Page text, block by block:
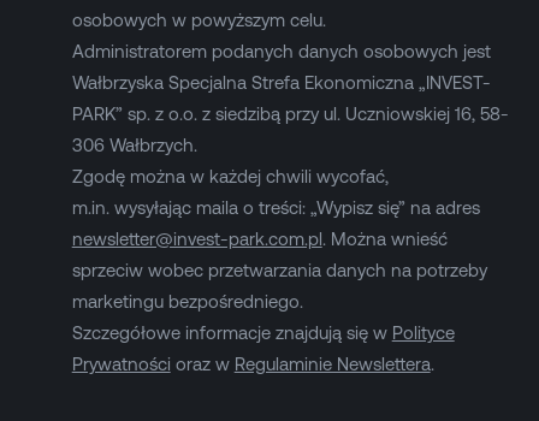
osobowych w powyższym celu.
Administratorem podanych danych osobowych jest
Wałbrzyska Specjalna Strefa Ekonomiczna „INVEST-
PARK” sp. z o.o. z siedzibą przy ul. Uczniowskiej 16, 58-
306 Wałbrzych.
Zgodę można w każdej chwili wycofać,
m.in. wysyłając maila o treści: „Wypisz się” na adres
newsletter@invest-park.com.pl. Można wnieść
sprzeciw wobec przetwarzania danych na potrzeby
marketingu bezpośredniego.
Szczegółowe informacje znajdują się w Polityce
Prywatności oraz w Regulaminie Newslettera.